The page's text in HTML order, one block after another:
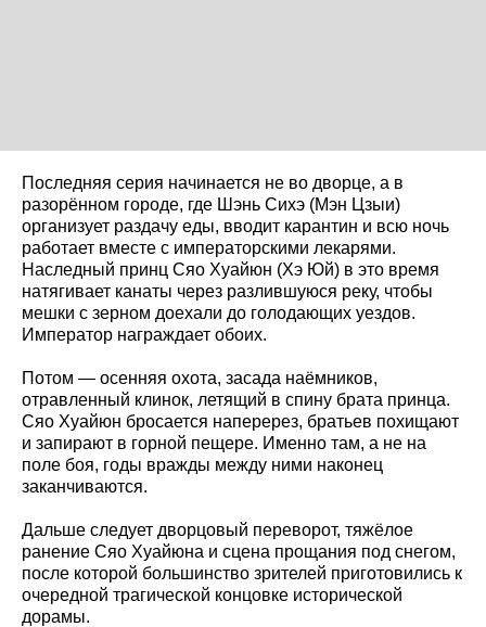
Последняя серия начинается не во дворце, а в
разорённом городе, где Шэнь Сихэ (Мэн Цзыи)
организует раздачу еды, вводит карантин и всю ночь
работает вместе с императорскими лекарями.
Наследный принц Сяо Хуайюн (Хэ Юй) в это время
натягивает канаты через разлившуюся реку, чтобы
мешки с зерном доехали до голодающих уездов.
Император награждает обоих.
Потом — осенняя охота, засада наёмников,
отравленный клинок, летящий в спину брата принца.
Сяо Хуайюн бросается наперерез, братьев похищают
и запирают в горной пещере. Именно там, а не на
поле боя, годы вражды между ними наконец
заканчиваются.
Дальше следует дворцовый переворот, тяжёлое
ранение Сяо Хуайюна и сцена прощания под снегом,
после которой большинство зрителей приготовились к
очередной трагической концовке исторической
дорамы.